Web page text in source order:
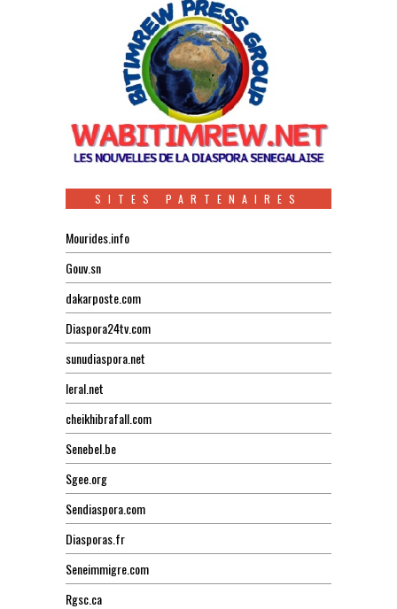
SITES PARTENAIRES
Mourides.info
Gouv.sn
dakarposte.com
Diaspora24tv.com
sunudiaspora.net
leral.net
cheikhibrafall.com
Senebel.be
Sgee.org
Sendiaspora.com
Diasporas.fr
Seneimmigre.com
Rgsc.ca